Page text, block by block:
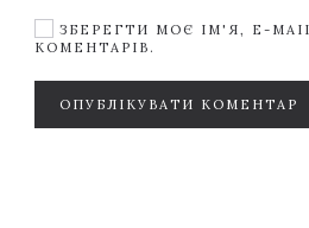
ЗБЕРЕГТИ МОЄ ІМ'Я, E-
КОМЕНТАРІВ.
ОПУБЛІКУВАТИ КОМЕНТАР